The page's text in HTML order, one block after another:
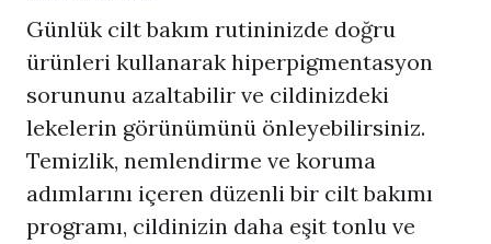
Günlük cilt bakım rutininizde doğru
ürünleri kullanarak hiperpigmentasyon
sorununu azaltabilir ve cildinizdeki
lekelerin görünümünü önleyebilirsiniz.
Temizlik, nemlendirme ve koruma
adımlarını içeren düzenli bir cilt bakımı
programı, cildinizin daha eşit tonlu ve